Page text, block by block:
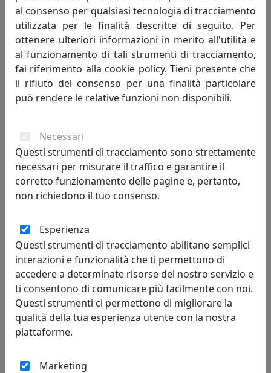
SPECCHIO VANITOSO NERO, CATALOGO IPLEX, CODICE
I00308050P29
IPlex
173,00 €
SPECCHIO VANITOSO TRASPARENTE, CATALOGO IPLEX, CODICE
I00308048TAC
IPlex
175,00 €
al consenso per qualsiasi tecnologia di tracciamento
utilizzata per le finalità descritte di seguito. Per
ottenere ulteriori informazioni in merito all'utilità e
al funzionamento di tali strumenti di tracciamento,
fai riferimento alla cookie policy. Tieni presente che
il rifiuto del consenso per una finalità particolare
può rendere le relative funzioni non disponibili.
Necessari
Questi strumenti di tracciamento sono strettamente
necessari per misurare il traffico e garantire il
corretto funzionamento delle pagine e, pertanto,
non richiedono il tuo consenso.
Esperienza
Questi strumenti di tracciamento abilitano semplici
interazioni e funzionalità che ti permettono di
accedere a determinate risorse del nostro servizio e
ti consentono di comunicare più facilmente con noi.
Questi strumenti ci permettono di migliorare la
qualità della tua esperienza utente con la nostra
piattaforme.
Marketing